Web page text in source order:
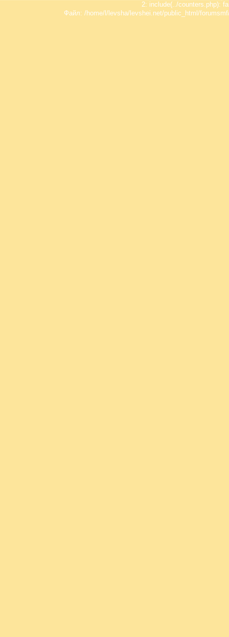
2: include(../counters.php):
Файл: /home/l/levsha/levshei.net/public_html/